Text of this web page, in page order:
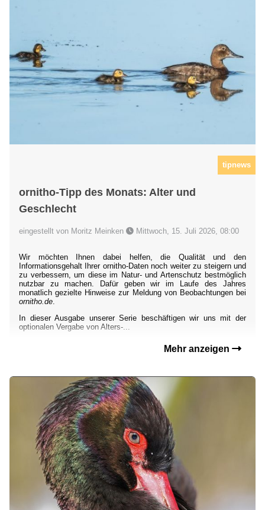
tipnews
ornitho-Tipp des Monats: Alter und
Geschlecht
eingestellt von Moritz Meinken Mittwoch, 15. Juli 2026, 08:00
Wir möchten Ihnen dabei helfen, die Qualität und den
Informationsgehalt Ihrer ornitho-Daten noch weiter zu steigern und
zu verbessern, um diese im Natur- und Artenschutz bestmöglich
nutzbar zu machen. Dafür geben wir im Laufe des Jahres
monatlich gezielte Hinweise zur Meldung von Beobachtungen bei
ornitho.de.
In dieser Ausgabe unserer Serie beschäftigen wir uns mit der
optionalen Vergabe von Alters-...
Mehr anzeigen